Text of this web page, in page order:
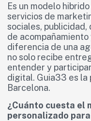
Es un modelo
servicios de
sociales, publicidad,
de
diferencia de una
no solo recibe
entender y
digital. Guia33 es
Barcelona.
¿Cuánto cuesta el
personalizado